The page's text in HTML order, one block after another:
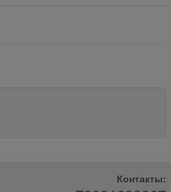
Контакты: